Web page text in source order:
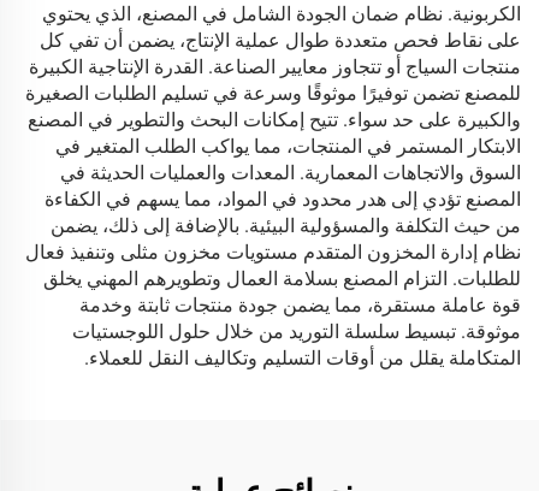
الكربونية. نظام ضمان الجودة الشامل في المصنع، الذي يحتوي
على نقاط فحص متعددة طوال عملية الإنتاج، يضمن أن تفي كل
منتجات السياج أو تتجاوز معايير الصناعة. القدرة الإنتاجية الكبيرة
للمصنع تضمن توفيرًا موثوقًا وسرعة في تسليم الطلبات الصغيرة
والكبيرة على حد سواء. تتيح إمكانات البحث والتطوير في المصنع
الابتكار المستمر في المنتجات، مما يواكب الطلب المتغير في
السوق والاتجاهات المعمارية. المعدات والعمليات الحديثة في
المصنع تؤدي إلى هدر محدود في المواد، مما يسهم في الكفاءة
من حيث التكلفة والمسؤولية البيئية. بالإضافة إلى ذلك، يضمن
نظام إدارة المخزون المتقدم مستويات مخزون مثلى وتنفيذ فعال
للطلبات. التزام المصنع بسلامة العمال وتطويرهم المهني يخلق
قوة عاملة مستقرة، مما يضمن جودة منتجات ثابتة وخدمة
موثوقة. تبسيط سلسلة التوريد من خلال حلول اللوجستيات
المتكاملة يقلل من أوقات التسليم وتكاليف النقل للعملاء.